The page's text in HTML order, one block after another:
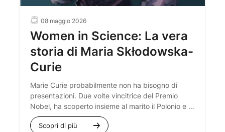
08 maggio 2026
Women in Science: La vera
storia di Maria Skłodowska-
Curie
Marie Curie probabilmente non ha bisogno di
presentazioni. Due volte vincitrice del Premio
Nobel, ha scoperto insieme al marito il Polonio e il
Radio, un lavoro che ha rivoluzionato la
comprensione della fisica atomica e della
Scopri di più